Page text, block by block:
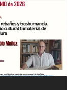
CON...”
Sánchez y Ricardo
03/06/26